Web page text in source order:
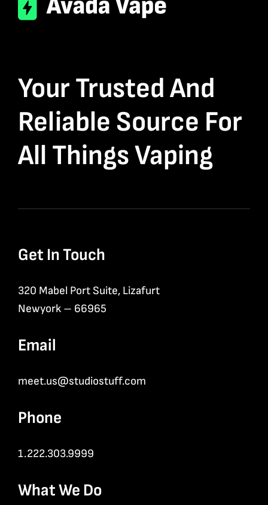
Your Trusted And
Reliable Source For
All Things Vaping
Get In Touch
320 Mabel Port Suite, Lizafurt
Newyork – 66965
Email
meet.us@studiostuff.com
Phone
1.222.303.9999
What We Do